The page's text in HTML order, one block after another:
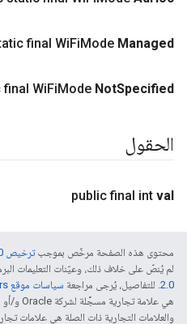
final WiFiMode Managed
WiFiMode NotSpecified
الحقول
public final int val
محتوى هذه الصفحة مرخّص بموجبترخيص Creative Commons Attribution 4.0‏
لم يُنصّ على خلاف ذلك، وعيّنات التعليمات
2.0‏. للتفاصيل، يُرجى مراجعة سياسات موقع Google Developers الإلكتروني